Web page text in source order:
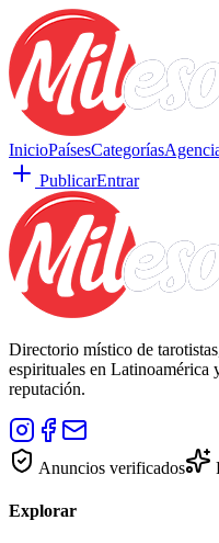
InicioPaísesCategorías
PublicarEntrar
Directorio místico de
espirituales en Latinoamérica
reputación.
Anuncios verificados
Explorar